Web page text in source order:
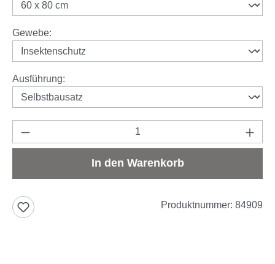
Gewebeauswählen
:
Ausführungauswählen
:
Produkt Anzahl: Gib den gewünschten
In den Warenkorb
Produktnummer: 84909